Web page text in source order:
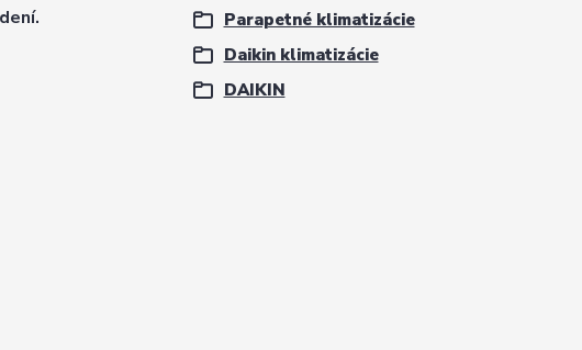
Parapetné klimatizácie
Daikin klimatizácie
DAIKIN